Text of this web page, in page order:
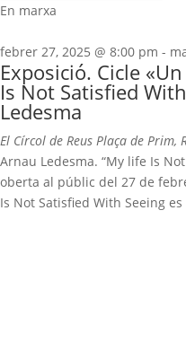
En marxa
febrer 27, 2025 @ 8:00 pm -
Exposició. Cicle
Is Not Satisfied
Ledesma
El Círcol de Reus Plaça de Prim,
Arnau Ledesma. “My life Is
oberta al públic del 27 de
Is Not Satisfied With Seeing